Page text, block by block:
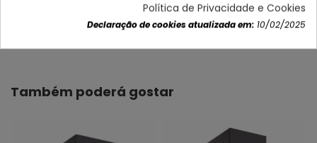
Dados do produto
Também poderá gostar
Política de Privacidade e Cookies
Declaração de cookies atualizada em: 10/02/2025